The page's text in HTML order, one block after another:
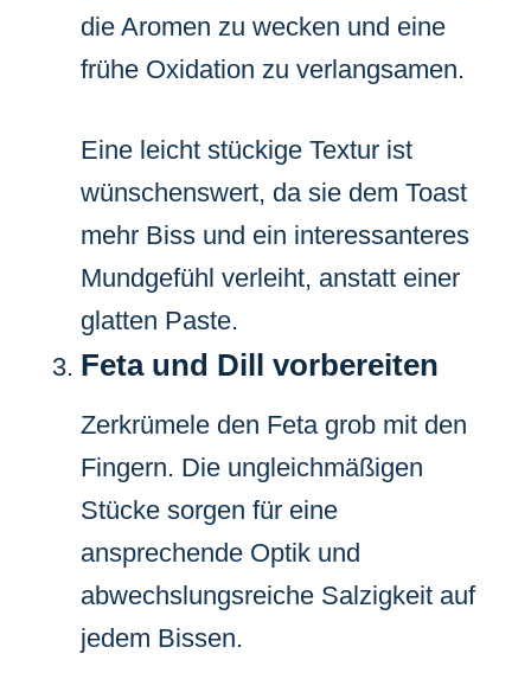
die Aromen zu wecken und eine
frühe Oxidation zu verlangsamen.
Eine leicht stückige Textur ist
wünschenswert, da sie dem Toast
mehr Biss und ein interessanteres
Mundgefühl verleiht, anstatt einer
glatten Paste.
Feta und Dill vorbereiten
Zerkrümele den Feta grob mit den
Fingern. Die ungleichmäßigen
Stücke sorgen für eine
ansprechende Optik und
abwechslungsreiche Salzigkeit auf
jedem Bissen.